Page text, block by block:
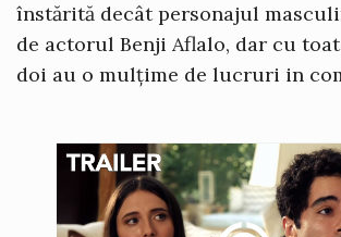
înstărită decât personajul
de actorul Benji Aflalo, dar cu
doi au o mulțime de lucruri in